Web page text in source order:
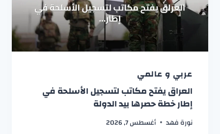
عربي و عالمي
العراق يفتح مكاتب لتسجيل الأسلحة في
إطار خطة حصرها بيد الدولة
نورة فهد أغسطس 7, 2026